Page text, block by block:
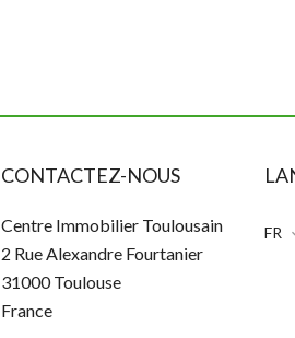
CONTACTEZ-NOUS
Centre Immobilier Toulousain
2 Rue Alexandre Fourtanier
31000Toulouse
France
FR